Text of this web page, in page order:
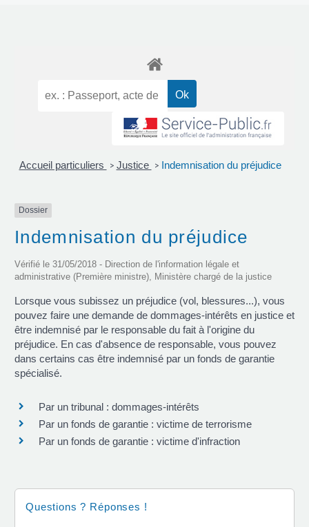
Accueil particuliers > Justice > Indemnisation du préjudice
Dossier
Indemnisation du préjudice
Vérifié le 31/05/2018 - Direction de l'information légale et
administrative (Première ministre), Ministère chargé de la justice
Lorsque vous subissez un préjudice (vol, blessures...), vous
pouvez faire une demande de dommages-intérêts en justice et
être indemnisé par le responsable du fait à l'origine du
préjudice. En cas d'absence de responsable, vous pouvez
dans certains cas être indemnisé par un fonds de garantie
spécialisé.
Par un tribunal : dommages-intérêts
Par un fonds de garantie : victime de terrorisme
Par un fonds de garantie : victime d'infraction
Questions ? Réponses !